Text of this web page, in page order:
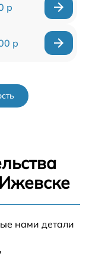
р
р
нами детали